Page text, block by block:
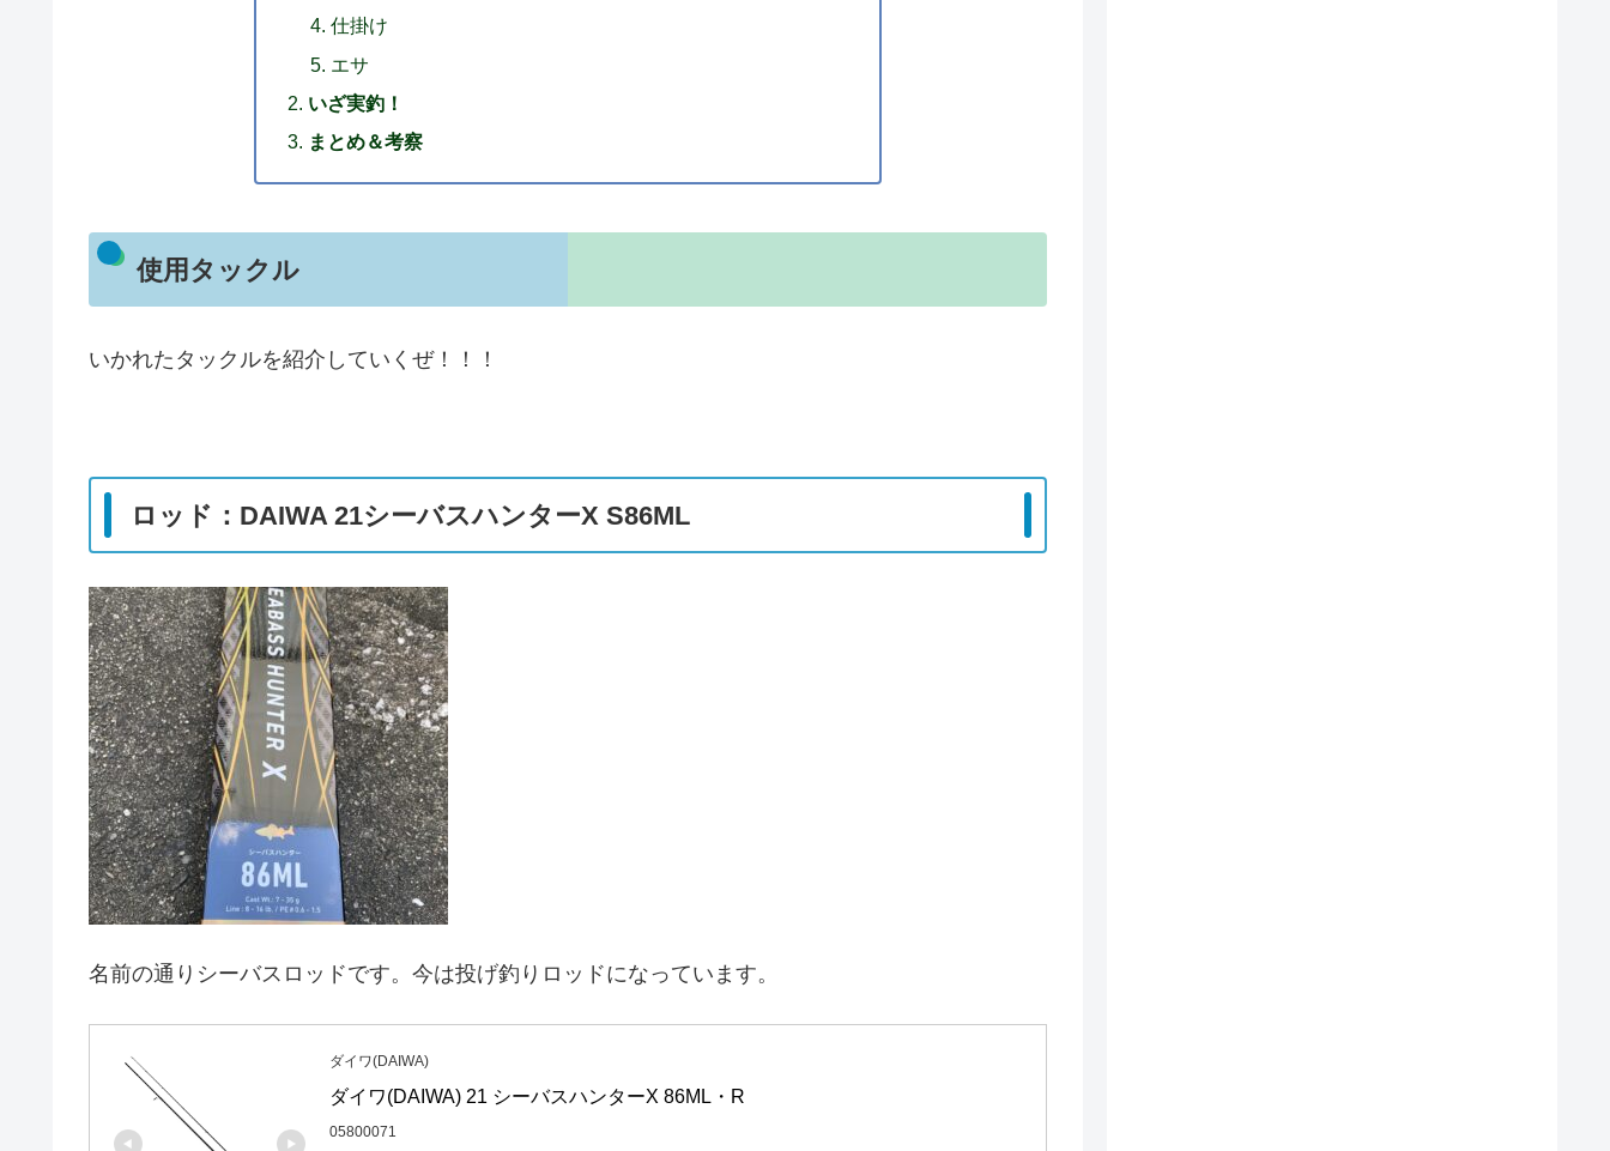
仕掛け
エサ
いざ実釣！
まとめ＆考察
使用タックル
いかれたタックルを紹介していくぜ！！！
ロッド：DAIWA 21シーバスハンターX S86ML
名前の通りシーバスロッドです。今は投げ釣りロッドになっています。
ダイワ(DAIWA)
ダイワ(DAIWA) 21 シーバスハンターX 86ML・R
05800071